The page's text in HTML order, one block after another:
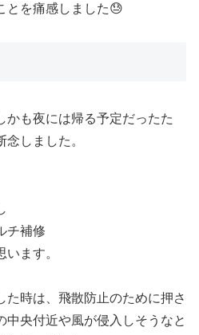
とを痛感しました😓
かも夜には帰る予定だったた
しました。
チ補修
ます。
た時は、飛散防止のために押さ
中央付近や風が侵入しそうなと